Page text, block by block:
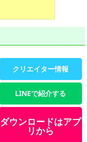
クリエイター情報
LINEで紹介する
ダウンロードはアプ
リから